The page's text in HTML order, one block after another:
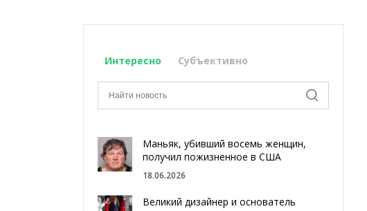
Интересно Субъективно
Маньяк, убивший восемь женщин,
получил пожизненное в США
18.06.2026
Великий дизайнер и основатель